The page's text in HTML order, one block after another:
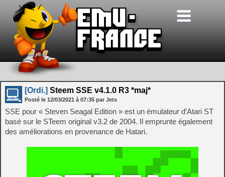
[Ordi.] Steem SSE v4.1.0 R3 *maj*
Posté le 12/03/2021 à 07:35 par Jets
SSE pour « Steven Seagal Edition » est un émulateur d’Atari ST
basé sur le STeem original v3.2 de 2004. Il emprunte également
des améliorations en provenance de Hatari.